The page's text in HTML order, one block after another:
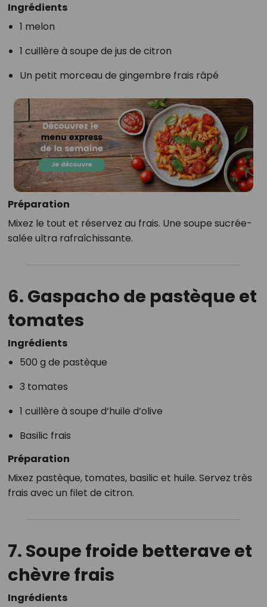
Ingrédients
1 melon
1 cuillère à soupe de jus de citron
Un petit morceau de gingembre frais râpé
Préparation
Mixez le tout et réservez au frais. Une soupe sucrée-
salée ultra rafraîchissante.
6. Gaspacho de pastèque et
tomates
Ingrédients
500 g de pastèque
3 tomates
1 cuillère à soupe d’huile d’olive
Basilic frais
Préparation
Mixez pastèque, tomates, basilic et huile. Servez très
frais avec un filet de citron.
7. Soupe froide betterave et
chèvre frais
Ingrédients